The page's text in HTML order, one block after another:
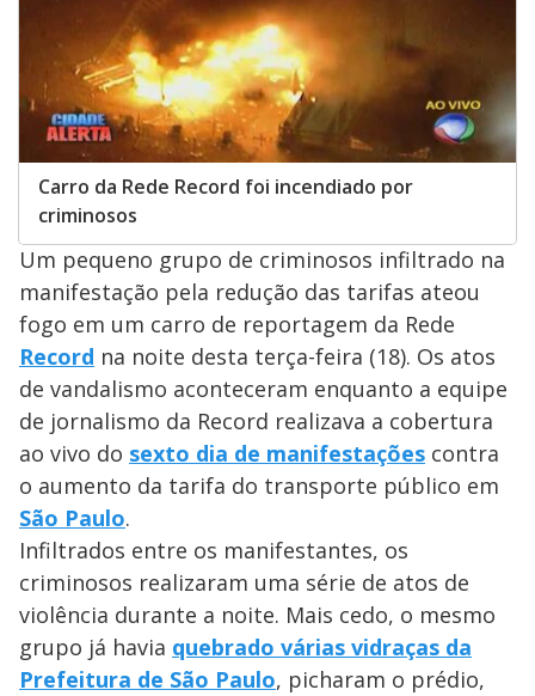
Carro da Rede Record foi incendiado por
criminosos
Um pequeno grupo de criminosos infiltrado na
manifestação pela redução das tarifas ateou
fogo em um carro de reportagem da Rede
Record na noite desta terça-feira (18). Os atos
de vandalismo aconteceram enquanto a equipe
de jornalismo da Record realizava a cobertura
ao vivo do sexto dia de manifestações contra
o aumento da tarifa do transporte público em
São Paulo.
Infiltrados entre os manifestantes, os
criminosos realizaram uma série de atos de
violência durante a noite. Mais cedo, o mesmo
grupo já havia quebrado várias vidraças da
Prefeitura de São Paulo, picharam o prédio,